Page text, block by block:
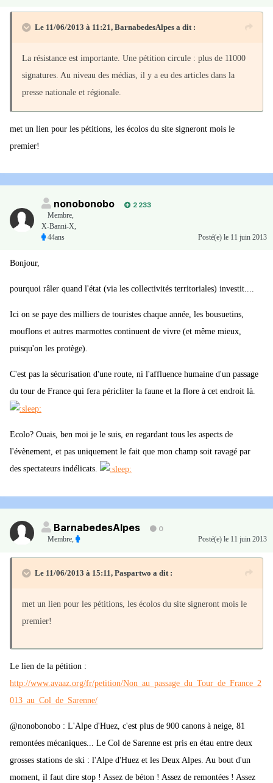
Le 11/06/2013 à 11:21, BarnabedesAlpes a dit :
La résistance est importante. Une pétition circule : plus de 11000
signatures. Au niveau des médias, il y a eu des articles dans la
presse nationale et régionale.
met un lien pour les pétitions, les écolos du site signeront mois le
premier!
nonobonobo
2 233
Membre,
X-Banni-X,
44ans
Posté(e) le 11 juin 2013
Bonjour,
pourquoi râler quand l'état (via les collectivités territoriales) investit....
Ici on se paye des milliers de touristes chaque année, les bousuetins,
mouflons et autres marmottes continuent de vivre (et même mieux,
puisqu'on les protège).
C'est pas la sécurisation d'une route, ni l'affluence humaine d'un passage
du tour de France qui fera péricliter la faune et la flore à cet endroit là.
Ecolo? Ouais, ben moi je le suis, en regardant tous les aspects de
l'évènement, et pas uniquement le fait que mon champ soit ravagé par
des spectateurs indélicats.
BarnabedesAlpes
0
Membre, Posté(e) le 11 juin 2013
Le 11/06/2013 à 15:11, Paspartwo a dit :
met un lien pour les pétitions, les écolos du site signeront mois le
premier!
Le lien de la pétition :
http://www.avaaz.org/fr/petition/Non_au_passage_du_Tour_de_France_2
013_au_Col_de_Sarenne/
@nonobonobo : L'Alpe d'Huez, c'est plus de 900 canons à neige, 81
remontées mécaniques... Le Col de Sarenne est pris en étau entre deux
grosses stations de ski : l'Alpe d'Huez et les Deux Alpes. Au bout d'un
moment, il faut dire stop ! Assez de béton ! Assez de remontées ! Assez